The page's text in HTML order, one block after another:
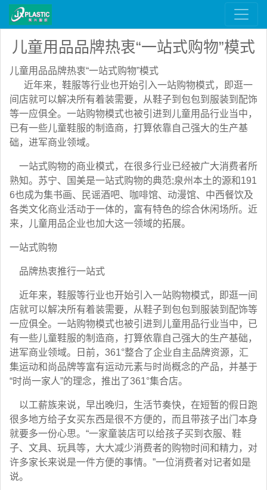
儿童用品品牌热衷“一站式购物”模式
儿童用品品牌热衷“一站式购物”模式
近年来，鞋服等行业也开始引入一站购物模式，即逛一
间店就可以解决所有着装需要，从鞋子到包包到服装到配饰
等一应俱全。一站购物模式也被引进到儿童用品行业当中，
已有一些儿童鞋服的制造商，打算依靠自己强大的生产基
础，进军商业领域。
一站式购物的商业模式，在很多行业已经被广大消费者所
熟知。苏宁、国美是一站式购物的典范;泉州本土的源和191
6也成为集书画、民谣酒吧、咖啡馆、动漫馆、中西餐饮及
各类文化商业活动于一体的，富有特色的综合休闲场所。近
来，儿童用品企业也加大这一领域的拓展。
一站式购物
品牌热衷推行一站式
近年来，鞋服等行业也开始引入一站购物模式，即逛一间
店就可以解决所有着装需要，从鞋子到包包到服装到配饰等
一应俱全。一站购物模式也被引进到儿童用品行业当中，已
有一些儿童鞋服的制造商，打算依靠自己强大的生产基础，
进军商业领域。日前，361°整合了企业自主品牌资源，汇
集运动和尚品牌等富有运动元素与时尚概念的产品，并基于
“时尚一家人”的理念，推出了361°集合店。
以工薪族来说，早出晚归，生活节奏快，在短暂的假日跑
很多地方给子女买东西是很不方便的，而且带孩子出门本身
就要多一份心思。“一家童装店可以给孩子买到衣服、鞋
子、文具、玩具等，大大减少消费者的购物时间和精力，对
许多家长来说是一件方便的事情。”一位消费者对记者如是
说。